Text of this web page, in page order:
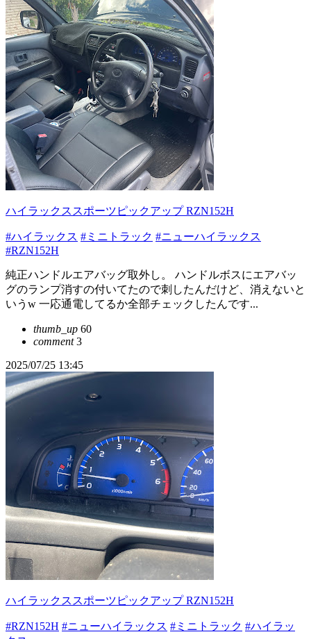
ハイラックススポーツピックアップ RZN152H
#ハイラックス #ミニトラック #ニューハイラックス
#RZN152H
純正ハンドルエアバッグ取外し。 ハンドルボスにエアバッ
グのランプ消すの付いてたので刺したんだけど、消えないと
いうw 一応通電してるか全部チェックしたんです...
thumb_up 60
comment3
2025/07/25 13:45
ハイラックススポーツピックアップ RZN152H
#RZN152H #ニューハイラックス #ミニトラック #ハイラッ